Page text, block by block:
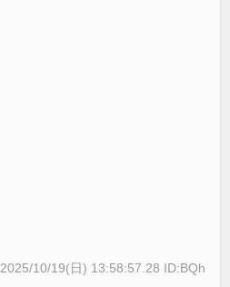
2025/10/19(日) 13:58:57.28 ID:BQh